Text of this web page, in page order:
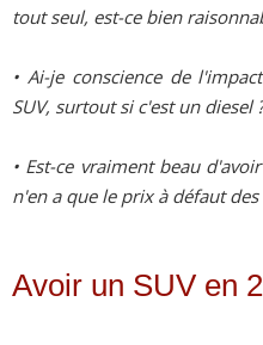
tout seul, est-ce bien
• Ai-je conscience de
SUV, surtout si c'est un diesel ?
• Est-ce vraiment beau
n'en a que le prix à défaut
Avoir un SUV en